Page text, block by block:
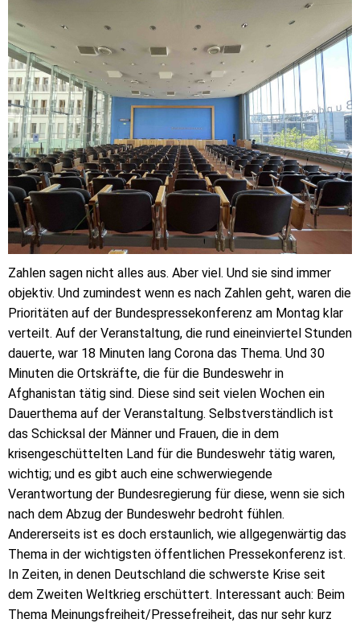
Zahlen sagen nicht alles aus. Aber viel. Und sie sind immer
objektiv. Und zumindest wenn es nach Zahlen geht, waren die
Prioritäten auf der Bundespressekonferenz am Montag klar
verteilt. Auf der Veranstaltung, die rund eineinviertel Stunden
dauerte, war 18 Minuten lang Corona das Thema. Und 30
Minuten die Ortskräfte, die für die Bundeswehr in
Afghanistan tätig sind. Diese sind seit vielen Wochen ein
Dauerthema auf der Veranstaltung. Selbstverständlich ist
das Schicksal der Männer und Frauen, die in dem
krisengeschüttelten Land für die Bundeswehr tätig waren,
wichtig; und es gibt auch eine schwerwiegende
Verantwortung der Bundesregierung für diese, wenn sie sich
nach dem Abzug der Bundeswehr bedroht fühlen.
Andererseits ist es doch erstaunlich, wie allgegenwärtig das
Thema in der wichtigsten öffentlichen Pressekonferenz ist.
In Zeiten, in denen Deutschland die schwerste Krise seit
dem Zweiten Weltkrieg erschüttert. Interessant auch: Beim
Thema Meinungsfreiheit/Pressefreiheit, das nur sehr kurz